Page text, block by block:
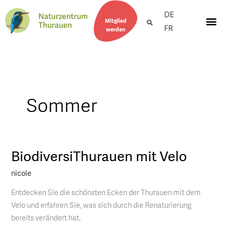
Mitglied
werden
DE
FR
Sommer
BiodiversiThurauen mit Velo
nicole
Entdecken Sie die schönsten Ecken der Thurauen mit dem
Velo und erfahren Sie, was sich durch die Renaturierung
bereits verändert hat.
BiodiversiThurauen
Velo